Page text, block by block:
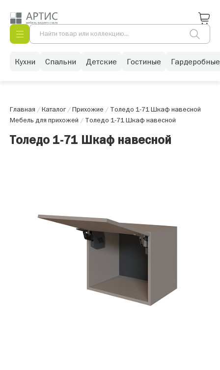
Кухни Спальни Детские Гостиные Гардеробные
Главная /Каталог/Прихожие / Толедо 1-71 Шкаф навесной
Мебель для прихожей / Толедо 1-71 Шкаф навесной
Толедо 1-71 Шкаф навесной